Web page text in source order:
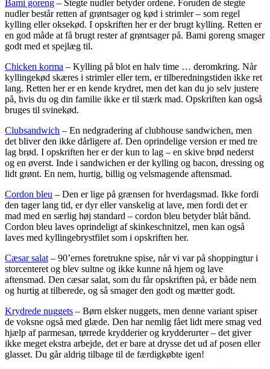
Bami goreng – Stegte nudler betyder ordene. Foruden de stegte
nudler består retten af grøntsager og kød i strimler – som regel
kylling eller oksekød. I opskriften her er der brugt kylling. Retten er
en god måde at få brugt rester af grøntsager på. Bami goreng smager
godt med et spejlæg til.
Chicken korma – Kylling på blot en halv time … deromkring. Når
kyllingekød skæres i strimler eller tern, er tilberedningstiden ikke ret
lang. Retten her er en kende krydret, men det kan du jo selv justere
på, hvis du og din familie ikke er til stærk mad. Opskriften kan også
bruges til svinekød.
Clubsandwich – En nedgradering af clubhouse sandwichen, men
det bliver den ikke dårligere af. Den oprindelige version er med tre
lag brød. I opskriften her er der kun to lag – en skive brød nederst
og en øverst. Inde i sandwichen er der kylling og bacon, dressing og
lidt grønt. En nem, hurtig, billig og velsmagende aftensmad.
Cordon bleu – Den er lige på grænsen for hverdagsmad. Ikke fordi
den tager lang tid, er dyr eller vanskelig at lave, men fordi det er
mad med en særlig høj standard – cordon bleu betyder blåt bånd.
Cordon bleu laves oprindeligt af skinkeschnitzel, men kan også
laves med kyllingebrystfilet som i opskriften her.
Cæsar salat – 90’ernes foretrukne spise, når vi var på shoppingtur i
storcenteret og blev sultne og ikke kunne nå hjem og lave
aftensmad. Den cæsar salat, som du får opskriften på, er både nem
og hurtig at tilberede, og så smager den godt og mætter godt.
Krydrede nuggets – Børn elsker nuggets, men denne variant spiser
de voksne også med glæde. Den har nemlig fået lidt mere smag ved
hjælp af parmesan, tørrede krydderier og krydderurter – det giver
ikke meget ekstra arbejde, det er bare at drysse det ud af posen eller
glasset. Du går aldrig tilbage til de færdigkøbte igen!